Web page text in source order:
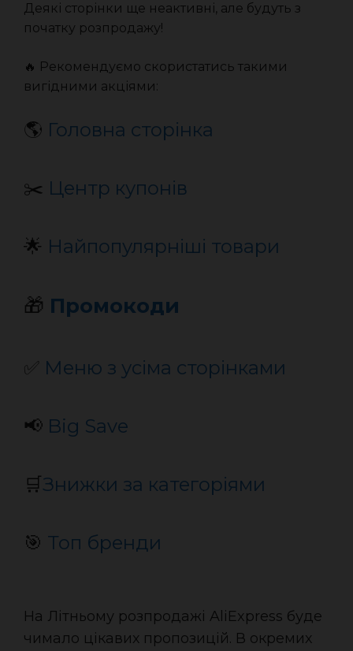
Деякі сторінки ще неактивні, але будуть з
початку розпродажу!
🔥 Рекомендуємо скористатись такими
вигідними акціями:
🌎 Головна сторінка
✂️ Центр купонів
🌟 Найпопулярніші товари
🎁 Промокоди
✅ Меню з усіма сторінками
📢 Big Save
🛒Знижки за категоріями
🎯 Топ бренди
На Літньому розпродажі AliExpress буде
чимало цікавих пропозицій. В окремих